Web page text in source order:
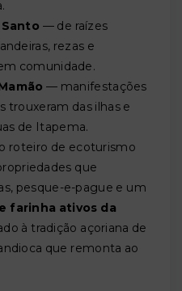
— de raízes
rezas e
comunidade.
— manifestações
trouxeram das ilhas e
de Itapema.
roteiro de ecoturismo
que
pesque-e-pague e um
farinha ativos da
à tradição açoriana de
que remonta ao